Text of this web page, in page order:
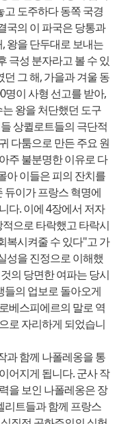
도주하다 동쪽 국경
국의 이 파국은 당통과
왕을 단두대로 보내는
극성 분자라고 볼 수 있
그 해, 가을과 겨울 동
명이 사형 선고를 받아,
왕을 처단했던 도구
상퀼로트들의 극단적
다툼으로 만든 주요 원
주 불분명한 이유로 다
아 이들은 피의 잔치를
듀이가 프랑스 혁명에
다. 이에 4장에서 저자
으로 타락했고 타락시
복시켜줄 수 있다"고 가
성을 진정으로 이해했
의 당면한 여파는 당시
의 업보로 돌아오게
베스피에르의 말로 역
로 자리하게 되었습니
과 함께 나폴레옹을 통
어지게 됩니다. 군사 작
을 보인 나폴레옹은 장
리트들과 함께 프랑스